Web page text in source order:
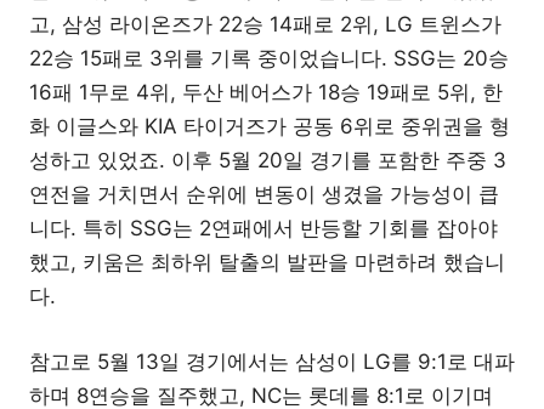
고, 삼성 라이온즈가 22승 14패로 2위, LG 트윈스가
22승 15패로 3위를 기록 중이었습니다. SSG는 20승
16패 1무로 4위, 두산 베어스가 18승 19패로 5위, 한
화 이글스와 KIA 타이거즈가 공동 6위로 중위권을 형
성하고 있었죠. 이후 5월 20일 경기를 포함한 주중 3
연전을 거치면서 순위에 변동이 생겼을 가능성이 큽
니다. 특히 SSG는 2연패에서 반등할 기회를 잡아야
했고, 키움은 최하위 탈출의 발판을 마련하려 했습니
다.
참고로 5월 13일 경기에서는 삼성이 LG를 9:1로 대파
하며 8연승을 질주했고, NC는 롯데를 8:1로 이기며